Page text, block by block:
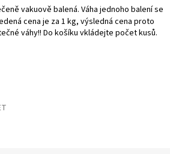
vakuově balená. Váha jednoho balení se
cena je za 1 kg, výsledná cena proto
váhy!! Do košíku vkládejte počet kusů.